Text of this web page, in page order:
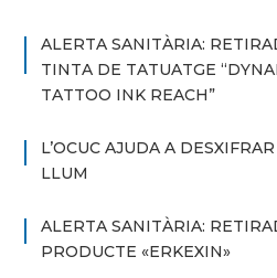
ALERTA SANITÀRIA:
TINTA DE TATUATGE
TATTOO INK REACH”
L’OCUC AJUDA A
LLUM
ALERTA SANITÀRIA:
PRODUCTE «ERKEXIN»